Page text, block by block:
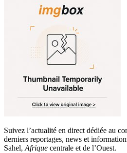
Suivez l’actualité en direct dédiée au
derniers reportages, news et
Sahel, Afrique centrale et de l’Ouest.